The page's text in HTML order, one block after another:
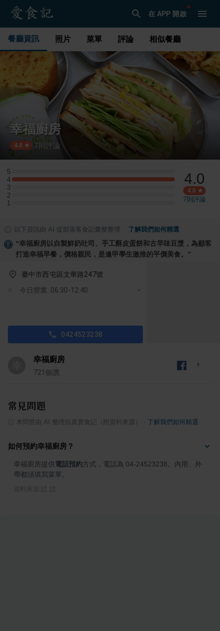
在 APP 開啟
餐廳資訊 照片 菜單 評論 相似餐廳
幸福廚房
4.0 ·7則評論
5
5 星：0 則評論
4
4 星：1 則評論
3
3 星：0 則評論
2
2 星：0 則評論
1
1 星：0 則評論
4.0
4.0
7則評論
以下資訊由 AI 從部落客食記彙整整理 了解我們如何精選
“幸福廚房以自製鮮奶吐司、手工酥皮蛋餅和古早味豆漿，為顧客
打造幸福早餐，價格親民，是逢甲學生激推的平價美食。 ”
臺中市西屯區文華路247號
今日營業: 06:30-12:40
0424523238
幸福廚房
721 個讚
常見問題
本問答由 AI 整理自真實食記（附資料來源） 了解我們如何精選
如何預約幸福廚房？
幸福廚房提供電話預約方式，電話為 04-24523238。內用、外
帶都須填寫菜單。